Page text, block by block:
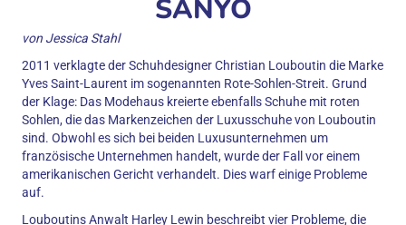
SANYO
von Jessica Stahl
2011 verklagte der Schuhdesigner Christian Louboutin die Marke
Yves Saint-Laurent im sogenannten Rote-Sohlen-Streit. Grund
der Klage: Das Modehaus kreierte ebenfalls Schuhe mit roten
Sohlen, die das Markenzeichen der Luxusschuhe von Louboutin
sind. Obwohl es sich bei beiden Luxusunternehmen um
französische Unternehmen handelt, wurde der Fall vor einem
amerikanischen Gericht verhandelt. Dies warf einige Probleme
auf.
Louboutins Anwalt Harley Lewin beschreibt vier Probleme, die